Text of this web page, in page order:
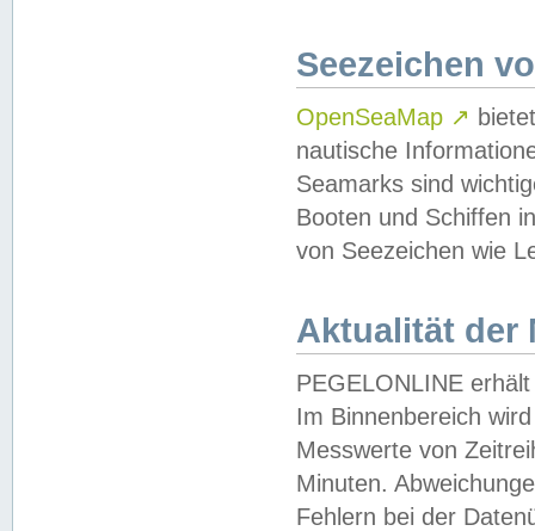
Seezeichen
OpenSeaMap ↗
nautische
Seamarks sind
Booten und Schiffen
von Seezeichen wie
Aktualität der
PEGELONLINE
Im Binnenbereich
Messwerte von
Minuten.
Fehlern bei der